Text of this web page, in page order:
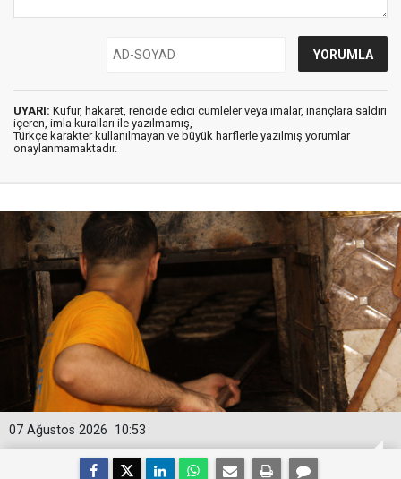
UYARI: Küfür, hakaret, rencide edici cümleler veya imalar, inançlara saldırı
içeren, imla kuralları ile yazılmamış,
Türkçe karakter kullanılmayan ve büyük harflerle yazılmış yorumlar
onaylanmamaktadır.
10:53
07 Ağustos 2026